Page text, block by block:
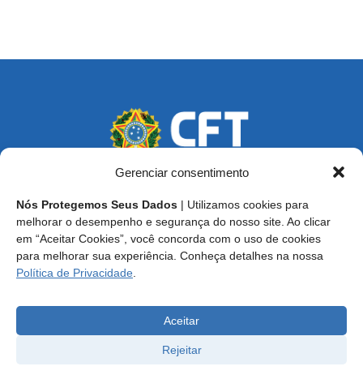
Gerenciar consentimento
Nós Protegemos Seus Dados | Utilizamos cookies para
melhorar o desempenho e segurança do nosso site. Ao clicar
em “Aceitar Cookies”, você concorda com o uso de cookies
para melhorar sua experiência. Conheça detalhes na nossa
Política de Privacidade
Aceitar
Rejeitar
Endereço: SCS, Quadra 02, Bloco D, Ed. Oscar Niemeyer,
9º Andar CEP 70.316-900 - Brasília/DF
Central de Atendimento ao Técnico:0800 016-1515